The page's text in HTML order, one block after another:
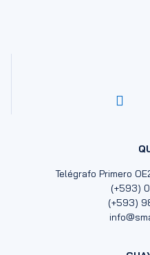
Telégrafo Primero
(+593)
(+593)